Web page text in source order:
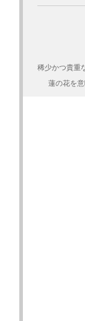
稀少かつ貴重
蓮の花を